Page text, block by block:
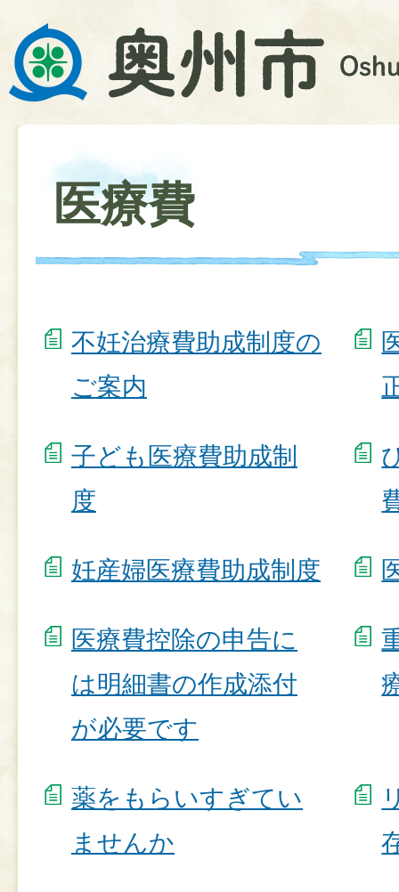
医療費
不妊治療費助成制度の
ご案内
子ども医療費助成制
度
妊産婦医療費助成制度
医療費控除の申告に
は明細書の作成添付
が必要です
薬をもらいすぎてい
ませんか